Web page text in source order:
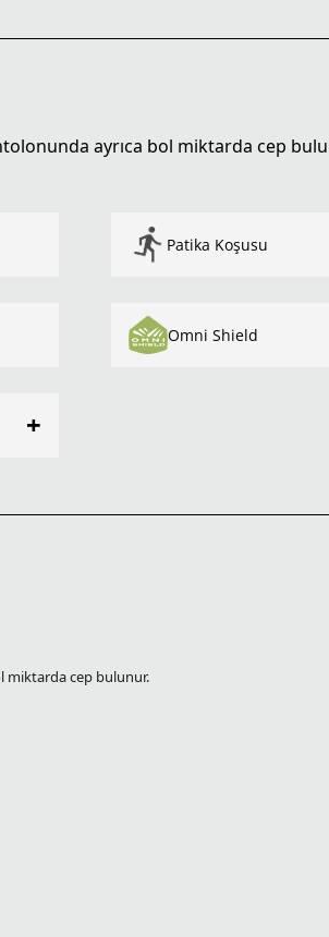
ayrıca bol miktarda cep
Patika Koşusu
Omni Shield
+
miktarda cep bulunur.